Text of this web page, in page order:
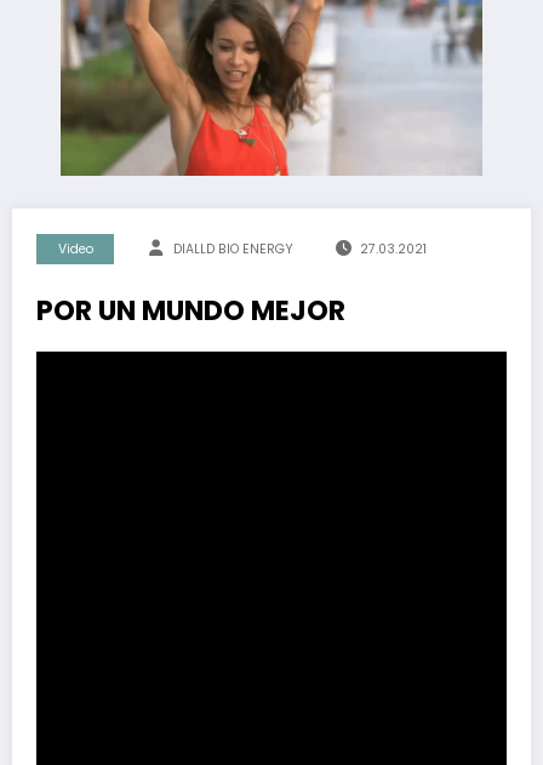
Video DIALLD BIO ENERGY 27.03.2021
POR UN MUNDO MEJOR